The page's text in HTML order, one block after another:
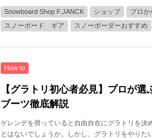
Snowboard Shop F.JANCK ショップ プロか
スノーボード ギア
スノーボーダーおすすめ
How to
【グラトリ初心者必見】プロが選
ブーツ徹底解説
ゲレンデを滑っていると自由自在にグラトリを決
とはないでしょうか。しかし、グラトリをやり